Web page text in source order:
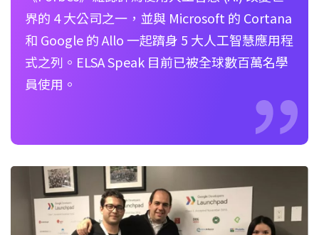
界的 4 大公司之一，並與 Microsoft 的 Cortana
和 Google 的 Allo 一起躋身 5 大人工智慧應用程
式之列。ELSA Speak 目前已被全球數百萬名學
員使用。